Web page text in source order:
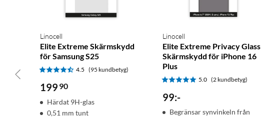
Linocell
Elite Extreme Skärmskydd
för Samsung S25
4.5 (95 kundbetyg)
199 90
Härdat 9H-glas
0,51 mm tunt
Linocell
Elite Extreme Privacy Glass
Skärmskydd för iPhone 16
Plus
5.0 (2 kundbetyg)
99:-
Begränsar synvinkeln från